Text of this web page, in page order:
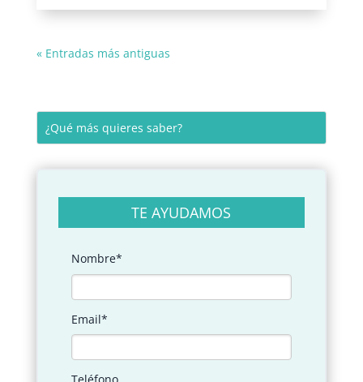
« Entradas más antiguas
TE AYUDAMOS